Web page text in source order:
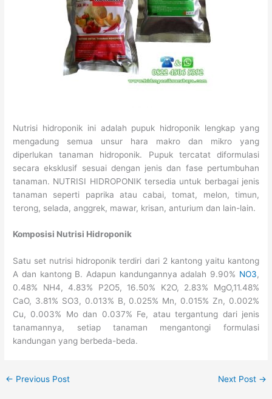
Nutrisi hidroponik ini adalah pupuk hidroponik lengkap yang
mengadung semua unsur hara makro dan mikro yang
diperlukan tanaman hidroponik. Pupuk tercatat diformulasi
secara eksklusif sesuai dengan jenis dan fase pertumbuhan
tanaman. NUTRISI HIDROPONIK tersedia untuk berbagai jenis
tanaman seperti paprika atau cabai, tomat, melon, timun,
terong, selada, anggrek, mawar, krisan, anturium dan lain-lain.
Komposisi Nutrisi Hidroponik
Satu set nutrisi hidroponik terdiri dari 2 kantong yaitu kantong
A dan kantong B. Adapun kandungannya adalah 9.90% NO3,
0.48% NH4, 4.83% P2O5, 16.50% K2O, 2.83% MgO,11.48%
CaO, 3.81% SO3, 0.013% B, 0.025% Mn, 0.015% Zn, 0.002%
Cu, 0.003% Mo dan 0.037% Fe, atau tergantung dari jenis
tanamannya, setiap tanaman mengantongi formulasi
kandungan yang berbeda-beda.
← Previous Post Next Post →